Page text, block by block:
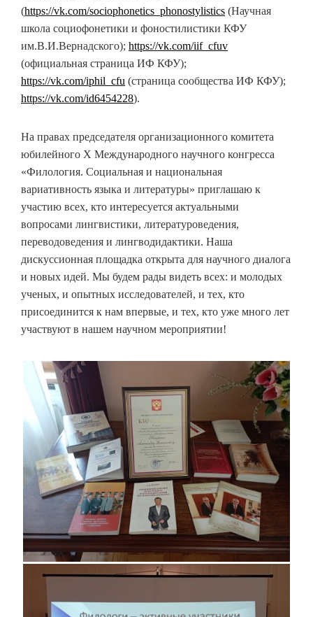
(https://vk.com/sociophonetics_phonostylistics (Научная
школа социофонетики и фоностилистики КФУ
им.В.И.Вернадского); https://vk.com/iif_cfuv
(официальная страница ИФ КФУ);
https://vk.com/iphil_cfu (страница сообщества ИФ КФУ);
https://vk.com/id6454228).
На правах председателя организационного комитета
юбилейного Х Международного научного конгресса
«Филология. Социальная и национальная
вариативность языка и литературы» приглашаю к
участию всех, кто интересуется актуальными
вопросами лингвистики, литературоведения,
переводоведения и лингводидактики. Наша
дискуссионная площадка открыта для научного диалога
и новых идей. Мы будем рады видеть всех: и молодых
ученых, и опытных исследователей, и тех, кто
присоединится к нам впервые, и тех, кто уже много лет
участвуют в нашем научном мероприятии!